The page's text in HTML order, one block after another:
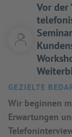
Vor
GEZIELTE
Wir beginnen
Erwartungen